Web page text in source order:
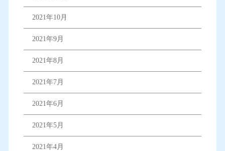
2021年10月
2021年9月
2021年8月
2021年7月
2021年6月
2021年5月
2021年4月